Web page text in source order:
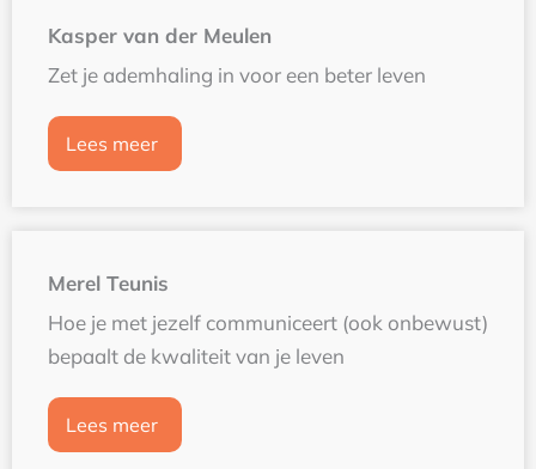
Kasper van der Meulen
Zet je ademhaling in voor een beter leven
Lees meer
Merel Teunis
Hoe je met jezelf communiceert (ook onbewust)
bepaalt de kwaliteit van je leven
Lees meer